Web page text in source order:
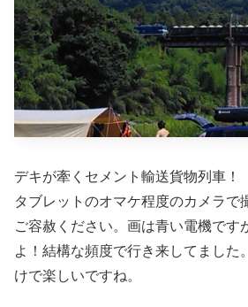
デキが牽くセメント輸送貨物列車！
タブレットのオマケ程度のカメラで
ご容赦ください。画は青い電機です
よ！結構な頻度で行き来してました
けで楽しいですね。